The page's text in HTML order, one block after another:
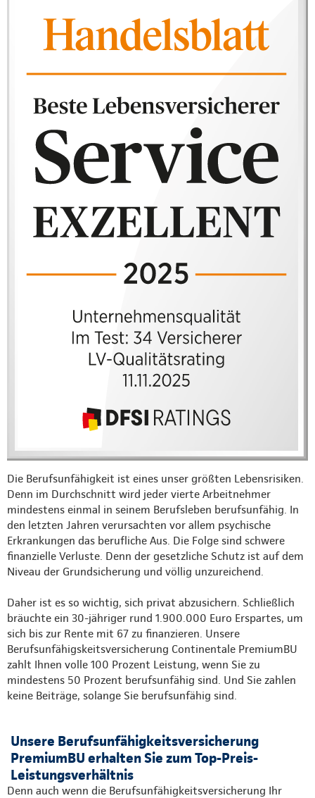
Die Berufsunfähigkeit ist eines unser größten Lebensrisiken.
Denn im Durchschnitt wird jeder vierte Arbeitnehmer
mindestens einmal in seinem Berufsleben berufsunfähig. In
den letzten Jahren verursachten vor allem psychische
Erkrankungen das berufliche Aus. Die Folge sind schwere
finanzielle Verluste. Denn der gesetzliche Schutz ist auf dem
Niveau der Grundsicherung und völlig unzureichend.
Daher ist es so wichtig, sich privat abzusichern. Schließlich
bräuchte ein 30-jähriger rund 1.900.000 Euro Erspartes, um
sich bis zur Rente mit 67 zu finanzieren. Unsere
Berufsunfähigskeitsversicherung Continentale PremiumBU
zahlt Ihnen volle 100 Prozent Leistung, wenn Sie zu
mindestens 50 Prozent berufsunfähig sind. Und Sie zahlen
keine Beiträge, solange Sie berufsunfähig sind.
Unsere Berufsunfähigkeitsversicherung
PremiumBU erhalten Sie zum Top-Preis-
Leistungsverhältnis
Denn auch wenn die Berufsunfähigkeitsversicherung Ihr